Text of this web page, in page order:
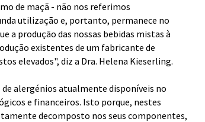
de maçã - não nos referimos
utilização e, portanto, permanece no
a produção das nossas bebidas mistas à
existentes de um fabricante de
elevados", diz a Dra. Helena Kieserling.
alergénios atualmente disponíveis no
e financeiros. Isto porque, nestes
decomposto nos seus componentes,